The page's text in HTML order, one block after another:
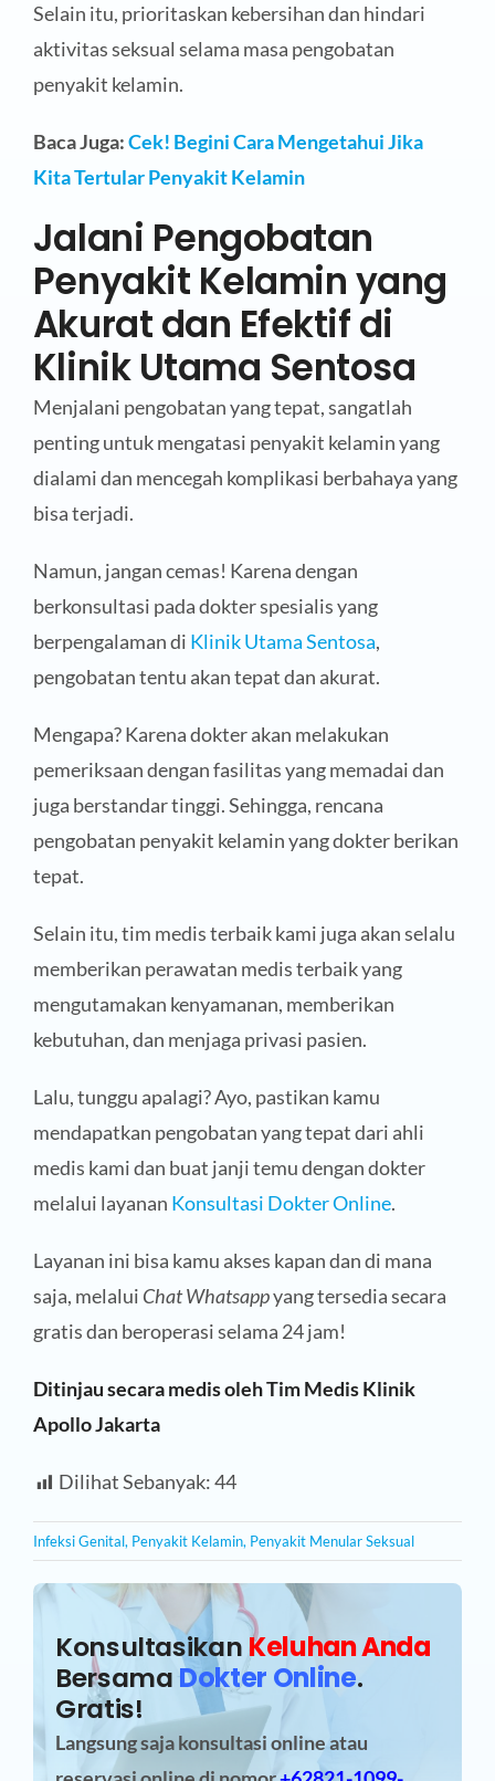
Selain itu, prioritaskan kebersihan dan hindari
aktivitas seksual selama masa pengobatan
penyakit kelamin.
Baca Juga:Cek! Begini Cara Mengetahui Jika
Kita Tertular Penyakit Kelamin
Jalani Pengobatan
Penyakit Kelamin yang
Akurat dan Efektif di
Klinik Utama Sentosa
Menjalani pengobatan yang tepat, sangatlah
penting untuk mengatasi penyakit kelamin yang
dialami dan mencegah komplikasi berbahaya yang
bisa terjadi.
Namun, jangan cemas! Karena dengan
berkonsultasi pada dokter spesialis yang
berpengalaman di Klinik Utama Sentosa,
pengobatan tentu akan tepat dan akurat.
Mengapa? Karena dokter akan melakukan
pemeriksaan dengan fasilitas yang memadai dan
juga berstandar tinggi. Sehingga, rencana
pengobatan penyakit kelamin yang dokter berikan
tepat.
Selain itu, tim medis terbaik kami juga akan selalu
memberikan perawatan medis terbaik yang
mengutamakan kenyamanan, memberikan
kebutuhan, dan menjaga privasi pasien.
Lalu, tunggu apalagi? Ayo, pastikan kamu
mendapatkan pengobatan yang tepat dari ahli
medis kami dan buat janji temu dengan dokter
melalui layanan Konsultasi Dokter Online.
Layanan ini bisa kamu akses kapan dan di mana
saja, melalui Chat Whatsappyang tersedia secara
gratis dan beroperasi selama 24 jam!
Ditinjau secara medis oleh Tim Medis Klinik
Apollo Jakarta
Dilihat Sebanyak:44
Infeksi Genital, Penyakit Kelamin, Penyakit Menular Seksual
Konsultasikan Keluhan Anda
BersamaDokter Online.
Gratis!
Langsung saja konsultasi online atau